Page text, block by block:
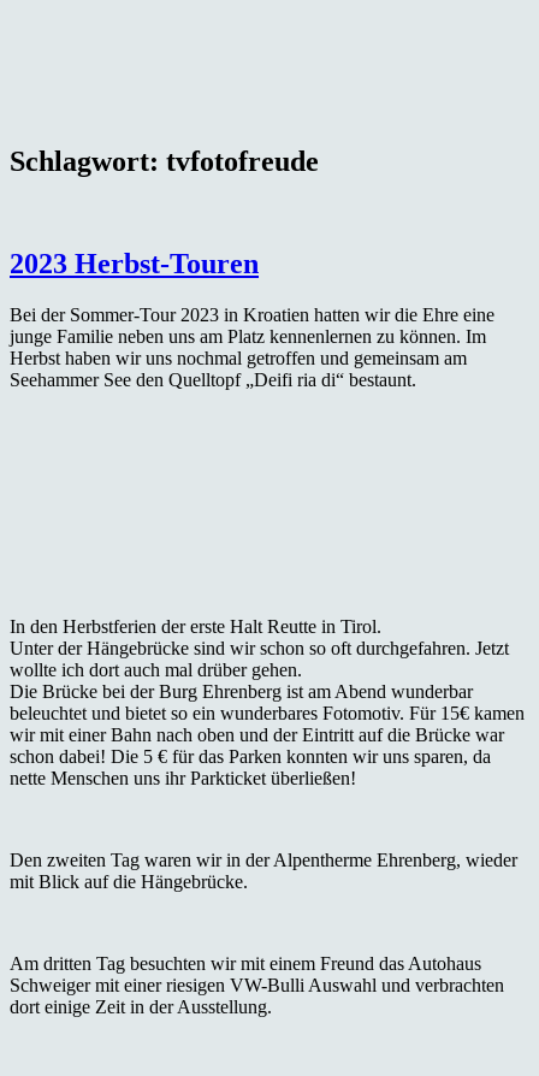
Schlagwort: tvfotofreude
2023 Herbst-Touren
Bei der Sommer-Tour 2023 in Kroatien hatten wir die Ehre eine
junge Familie neben uns am Platz kennenlernen zu können. Im
Herbst haben wir uns nochmal getroffen und gemeinsam am
Seehammer See den Quelltopf „Deifi ria di“ bestaunt.
In den Herbstferien der erste Halt Reutte in Tirol.
Unter der Hängebrücke sind wir schon so oft durchgefahren. Jetzt
wollte ich dort auch mal drüber gehen.
Die Brücke bei der Burg Ehrenberg ist am Abend wunderbar
beleuchtet und bietet so ein wunderbares Fotomotiv. Für 15€ kamen
wir mit einer Bahn nach oben und der Eintritt auf die Brücke war
schon dabei! Die 5 € für das Parken konnten wir uns sparen, da
nette Menschen uns ihr Parkticket überließen!
Den zweiten Tag waren wir in der Alpentherme Ehrenberg, wieder
mit Blick auf die Hängebrücke.
Am dritten Tag besuchten wir mit einem Freund das Autohaus
Schweiger mit einer riesigen VW-Bulli Auswahl und verbrachten
dort einige Zeit in der Ausstellung.